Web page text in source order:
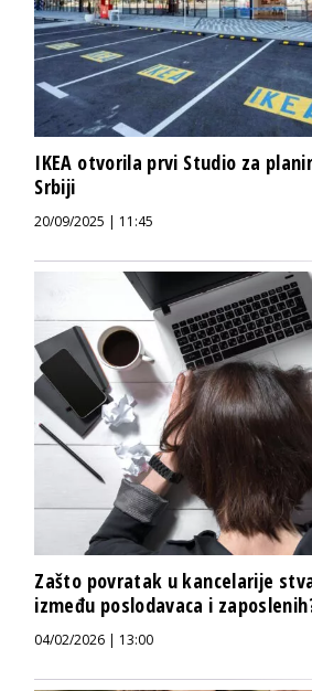
IKEA otvorila prvi Studio za
Srbiji
20/09/2025 | 11:45
Zašto povratak u kancelarije
između poslodavaca i
04/02/2026 | 13:00